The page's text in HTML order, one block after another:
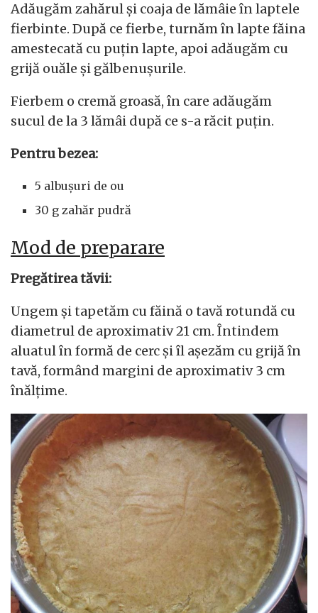
Adăugăm zahărul și coaja de lămâie în laptele
fierbinte. După ce fierbe, turnăm în lapte făina
amestecată cu puțin lapte, apoi adăugăm cu
grijă ouăle și gălbenușurile.
Fierbem o cremă groasă, în care adăugăm
sucul de la 3 lămâi după ce s-a răcit puțin.
Pentru bezea:
5 albușuri de ou
30 g zahăr pudră
Mod de preparare
Pregătirea tăvii:
Ungem și tapetăm cu făină o tavă rotundă cu
diametrul de aproximativ 21 cm. Întindem
aluatul în formă de cerc și îl așezăm cu grijă în
tavă, formând margini de aproximativ 3 cm
înălțime.